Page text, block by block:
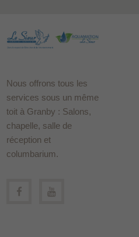
Nous offrons tous les
services sous un même
toit à Granby : Salons,
chapelle, salle de
réception et
columbarium.